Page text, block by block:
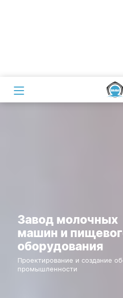
Завод молочных
машин и
оборудования
Проектирование и создание
промышленности